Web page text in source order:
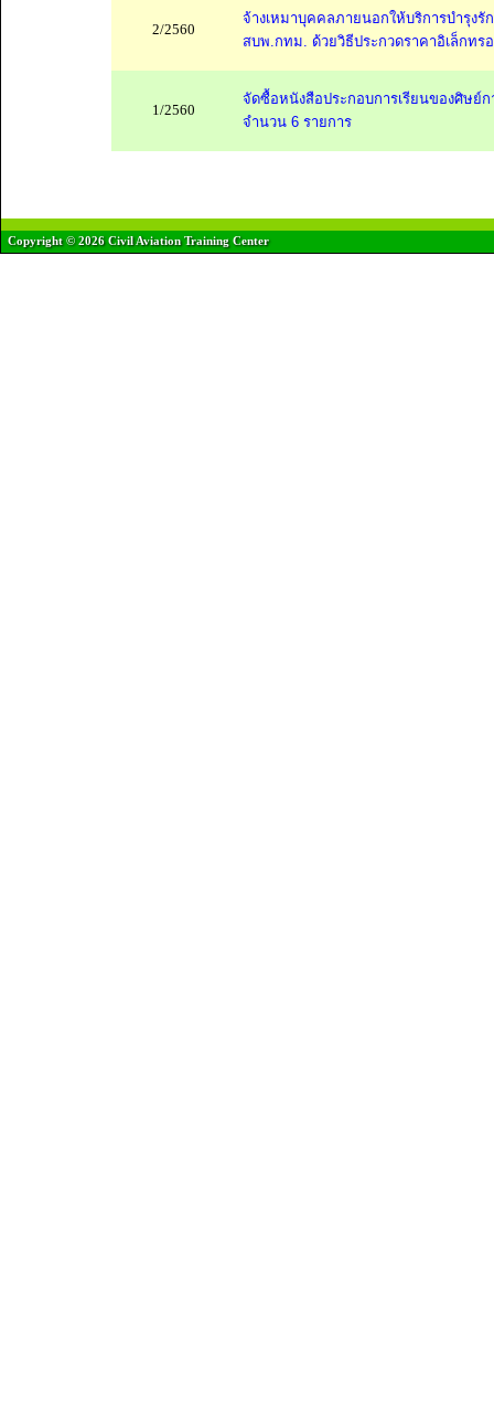
2/2560
จ้างเหมาบุคคลภายนอกให้บริการบำรุงรั
สบพ.กทม. ด้วยวิธีประกวดราคาอิเล็กทร
1/2560
จัดซื้อหนังสือประกอบการเรียนของศิษย์ก
จำนวน 6 รายการ
Copyright © 2026 Civil Aviation Training Center